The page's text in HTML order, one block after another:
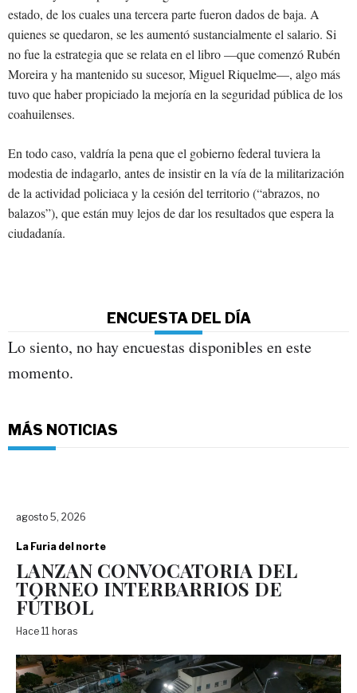
estado, de los cuales una tercera parte fueron dados de baja. A
quienes se quedaron, se les aumentó sustancialmente el salario. Si
no fue la estrategia que se relata en el libro —que comenzó Rubén
Moreira y ha mantenido su sucesor, Miguel Riquelme—, algo más
tuvo que haber propiciado la mejoría en la seguridad pública de los
coahuilenses.
En todo caso, valdría la pena que el gobierno federal tuviera la
modestia de indagarlo, antes de insistir en la vía de la militarización
de la actividad policiaca y la cesión del territorio (“abrazos, no
balazos”), que están muy lejos de dar los resultados que espera la
ciudadanía.
ENCUESTA DEL DÍA
Lo siento, no hay encuestas disponibles en este
momento.
MÁS NOTICIAS
agosto 5, 2026
La Furia del norte
LANZAN CONVOCATORIA DEL
TORNEO INTERBARRIOS DE
FÚTBOL
Hace 11 horas